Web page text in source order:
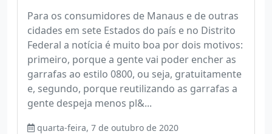
Para os consumidores de Manaus e de outras
cidades em sete Estados do país e no Distrito
Federal a notícia é muito boa por dois motivos:
primeiro, porque a gente vai poder encher as
garrafas ao estilo 0800, ou seja, gratuitamente
e, segundo, porque reutilizando as garrafas a
gente despeja menos pl&...
quarta-feira, 7 de outubro de 2020